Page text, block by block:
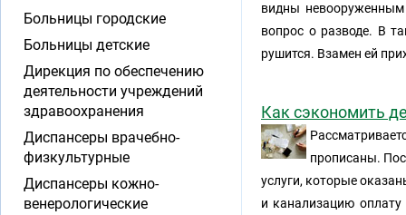
видны
вопрос о разводе. В
рушится. Взамен ей
Как сэкономить
прописаны.
услуги, которые
и канализацию
Больницы городские
Больницы детские
Дирекция по обеспечению
деятельности учреждений
здравоохранения
Диспансеры врачебно-
физкультурные
Диспансеры кожно-
венерологические